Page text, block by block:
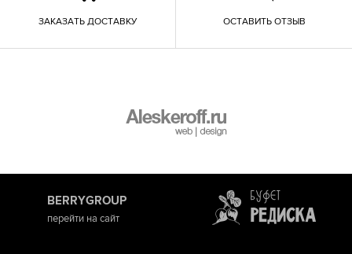
ЗАКАЗАТЬ ДОСТАВКУ ОСТАВИТЬ ОТЗЫВ
BERRYGROUP
перейти на сайт